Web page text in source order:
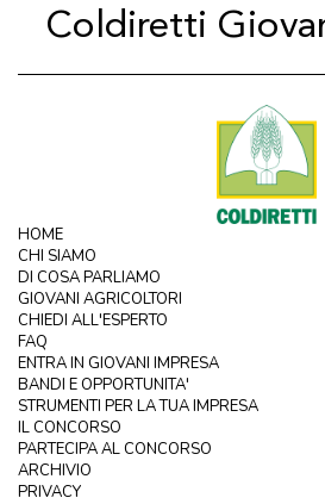
Coldiretti
HOME
CHI SIAMO
DI COSA PARLIAMO
GIOVANI AGRICOLTORI
CHIEDI ALL'ESPERTO
FAQ
ENTRA IN GIOVANI IMPRESA
BANDI E OPPORTUNITA'
STRUMENTI PER LA TUA IMPRESA
IL CONCORSO
PARTECIPA AL CONCORSO
ARCHIVIO
PRIVACY